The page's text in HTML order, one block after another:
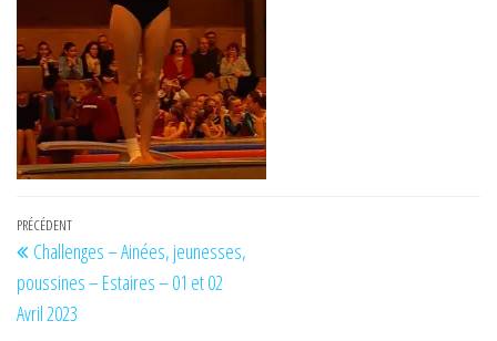
Navigation
de
l’article
Article
précédent
PRÉCÉDENT
Challenges – Ainées, jeunesses,
poussines – Estaires – 01 et 02
Avril 2023